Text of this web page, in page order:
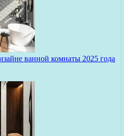
ванной комнаты 2025 года